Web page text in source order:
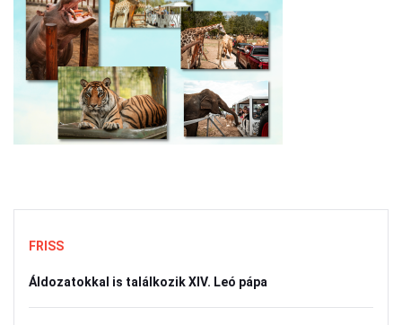
FRISS
Áldozatokkal is találkozik XIV. Leó pápa